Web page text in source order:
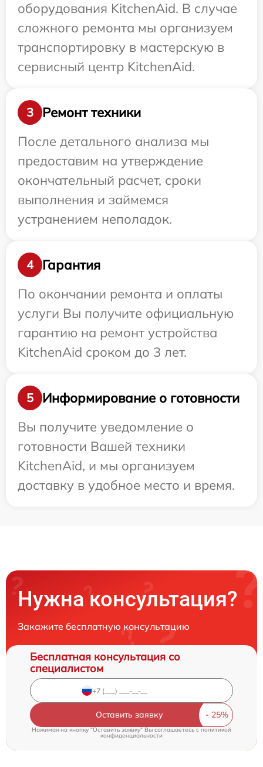
оборудования KitchenAid. В случае
сложного ремонта мы организуем
транспортировку в мастерскую в
сервисный центр KitchenAid.
3
Ремонт техники
После детального анализа мы
предоставим на утверждение
окончательный расчет, сроки
выполнения и займемся
устранением неполадок.
4
Гарантия
По окончании ремонта и оплаты
услуги Вы получите официальную
гарантию на ремонт устройства
KitchenAid сроком до 3 лет.
5
Информирование о готовности
Вы получите уведомление о
готовности Вашей техники
KitchenAid, и мы организуем
доставку в удобное место и время.
Нужна консультация?
Закажите бесплатную консультацию
Бесплатная консультация со
специалистом
Оставить заявку
Нажимая на кнопку "Оставить заявку" Вы соглашаетесь cполитикой
конфиденциальности